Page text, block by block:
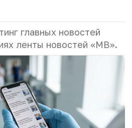
главных новостей
ленты новостей «МВ».